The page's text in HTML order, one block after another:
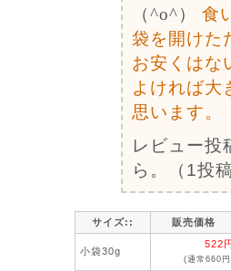
（^o^）
食
袋を開けた
お安くはな
よければ大
思います。
レビュー投
ら。（1投
サイズ:: 販売価格
小袋30g
522
(通常660